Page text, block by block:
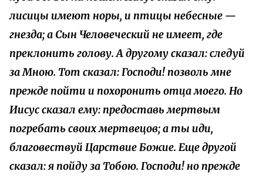
лисицы имеют норы, и птицы небесные —
гнезда; а Сын Человеческий не имеет, где
преклонить голову. А другому сказал: следуй
за Мною. Тот сказал: Господи! позволь мне
прежде пойти и похоронить отца моего. Но
Иисус сказал ему: предоставь мертвым
погребать своих мертвецов; а ты иди,
благовествуй Царствие Божие. Еще другой
сказал: я пойду за Тобою. Господи! но прежде